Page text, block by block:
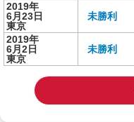
2019年
6月23日
東京
未勝利
2019年
6月2日
東京
未勝利